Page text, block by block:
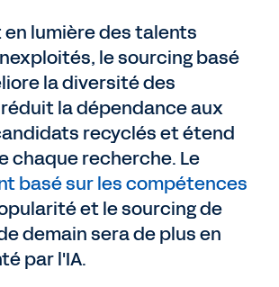
lumière des talents
le sourcing basé
la diversité des
la dépendance aux
recyclés et étend
chaque recherche. Le
basé sur les compétences
et le sourcing de
demain sera de plus en
par l'IA.